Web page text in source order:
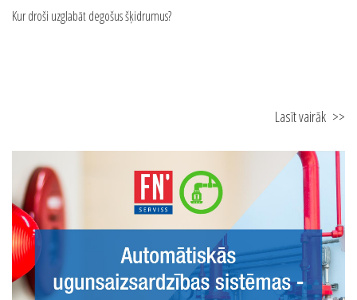
Kur droši uzglabāt degošus šķidrumus?
Lasīt vairāk >>